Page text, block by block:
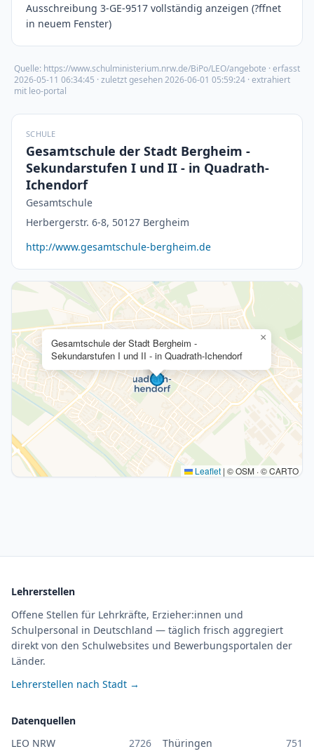
Ausschreibung 3-GE-9517 vollständig anzeigen (?ffnet
in neuem Fenster)
Quelle: https://www.schulministerium.nrw.de/BiPo/LEO/angebote · erfasst
2026-05-11 06:34:45 · zuletzt gesehen2026-06-01 05:59:24 · extrahiert
mit leo-portal
SCHULE
Gesamtschule der Stadt Bergheim -
Sekundarstufen I und II - in Quadrath-
Ichendorf
Gesamtschule
Herbergerstr. 6-8, 50127 Bergheim
http://www.gesamtschule-bergheim.de
Gesamtschule der Stadt Bergheim -
Sekundarstufen I und II - in Quadrath-Ichendorf
×
Leaflet | © OSM · © CARTO
Lehrerstellen
Offene Stellen für Lehrkräfte, Erzieher:innen und
Schulpersonal in Deutschland — täglich frisch aggregiert
direkt von den Schulwebsites und Bewerbungsportalen der
Länder.
Lehrerstellen nach Stadt →
Datenquellen
LEO NRW
2726 Thüringen
751